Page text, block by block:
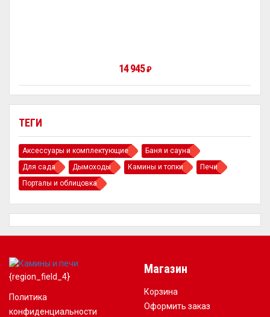
ТЕГИ
Аксессуары и комплектующие
Баня и сауна
Для сада
Дымоходы Камины и топки
Печи
Порталы и облицовка
14 945₽
{region_field_4}
Политика
конфиденциальности
Магазин
Корзина
Оформить заказ